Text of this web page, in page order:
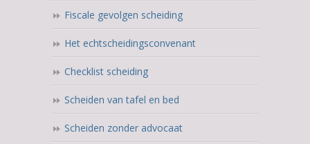
Fiscale gevolgen scheiding
Het echtscheidingsconvenant
Checklist scheiding
Scheiden van tafel en bed
Scheiden zonder advocaat